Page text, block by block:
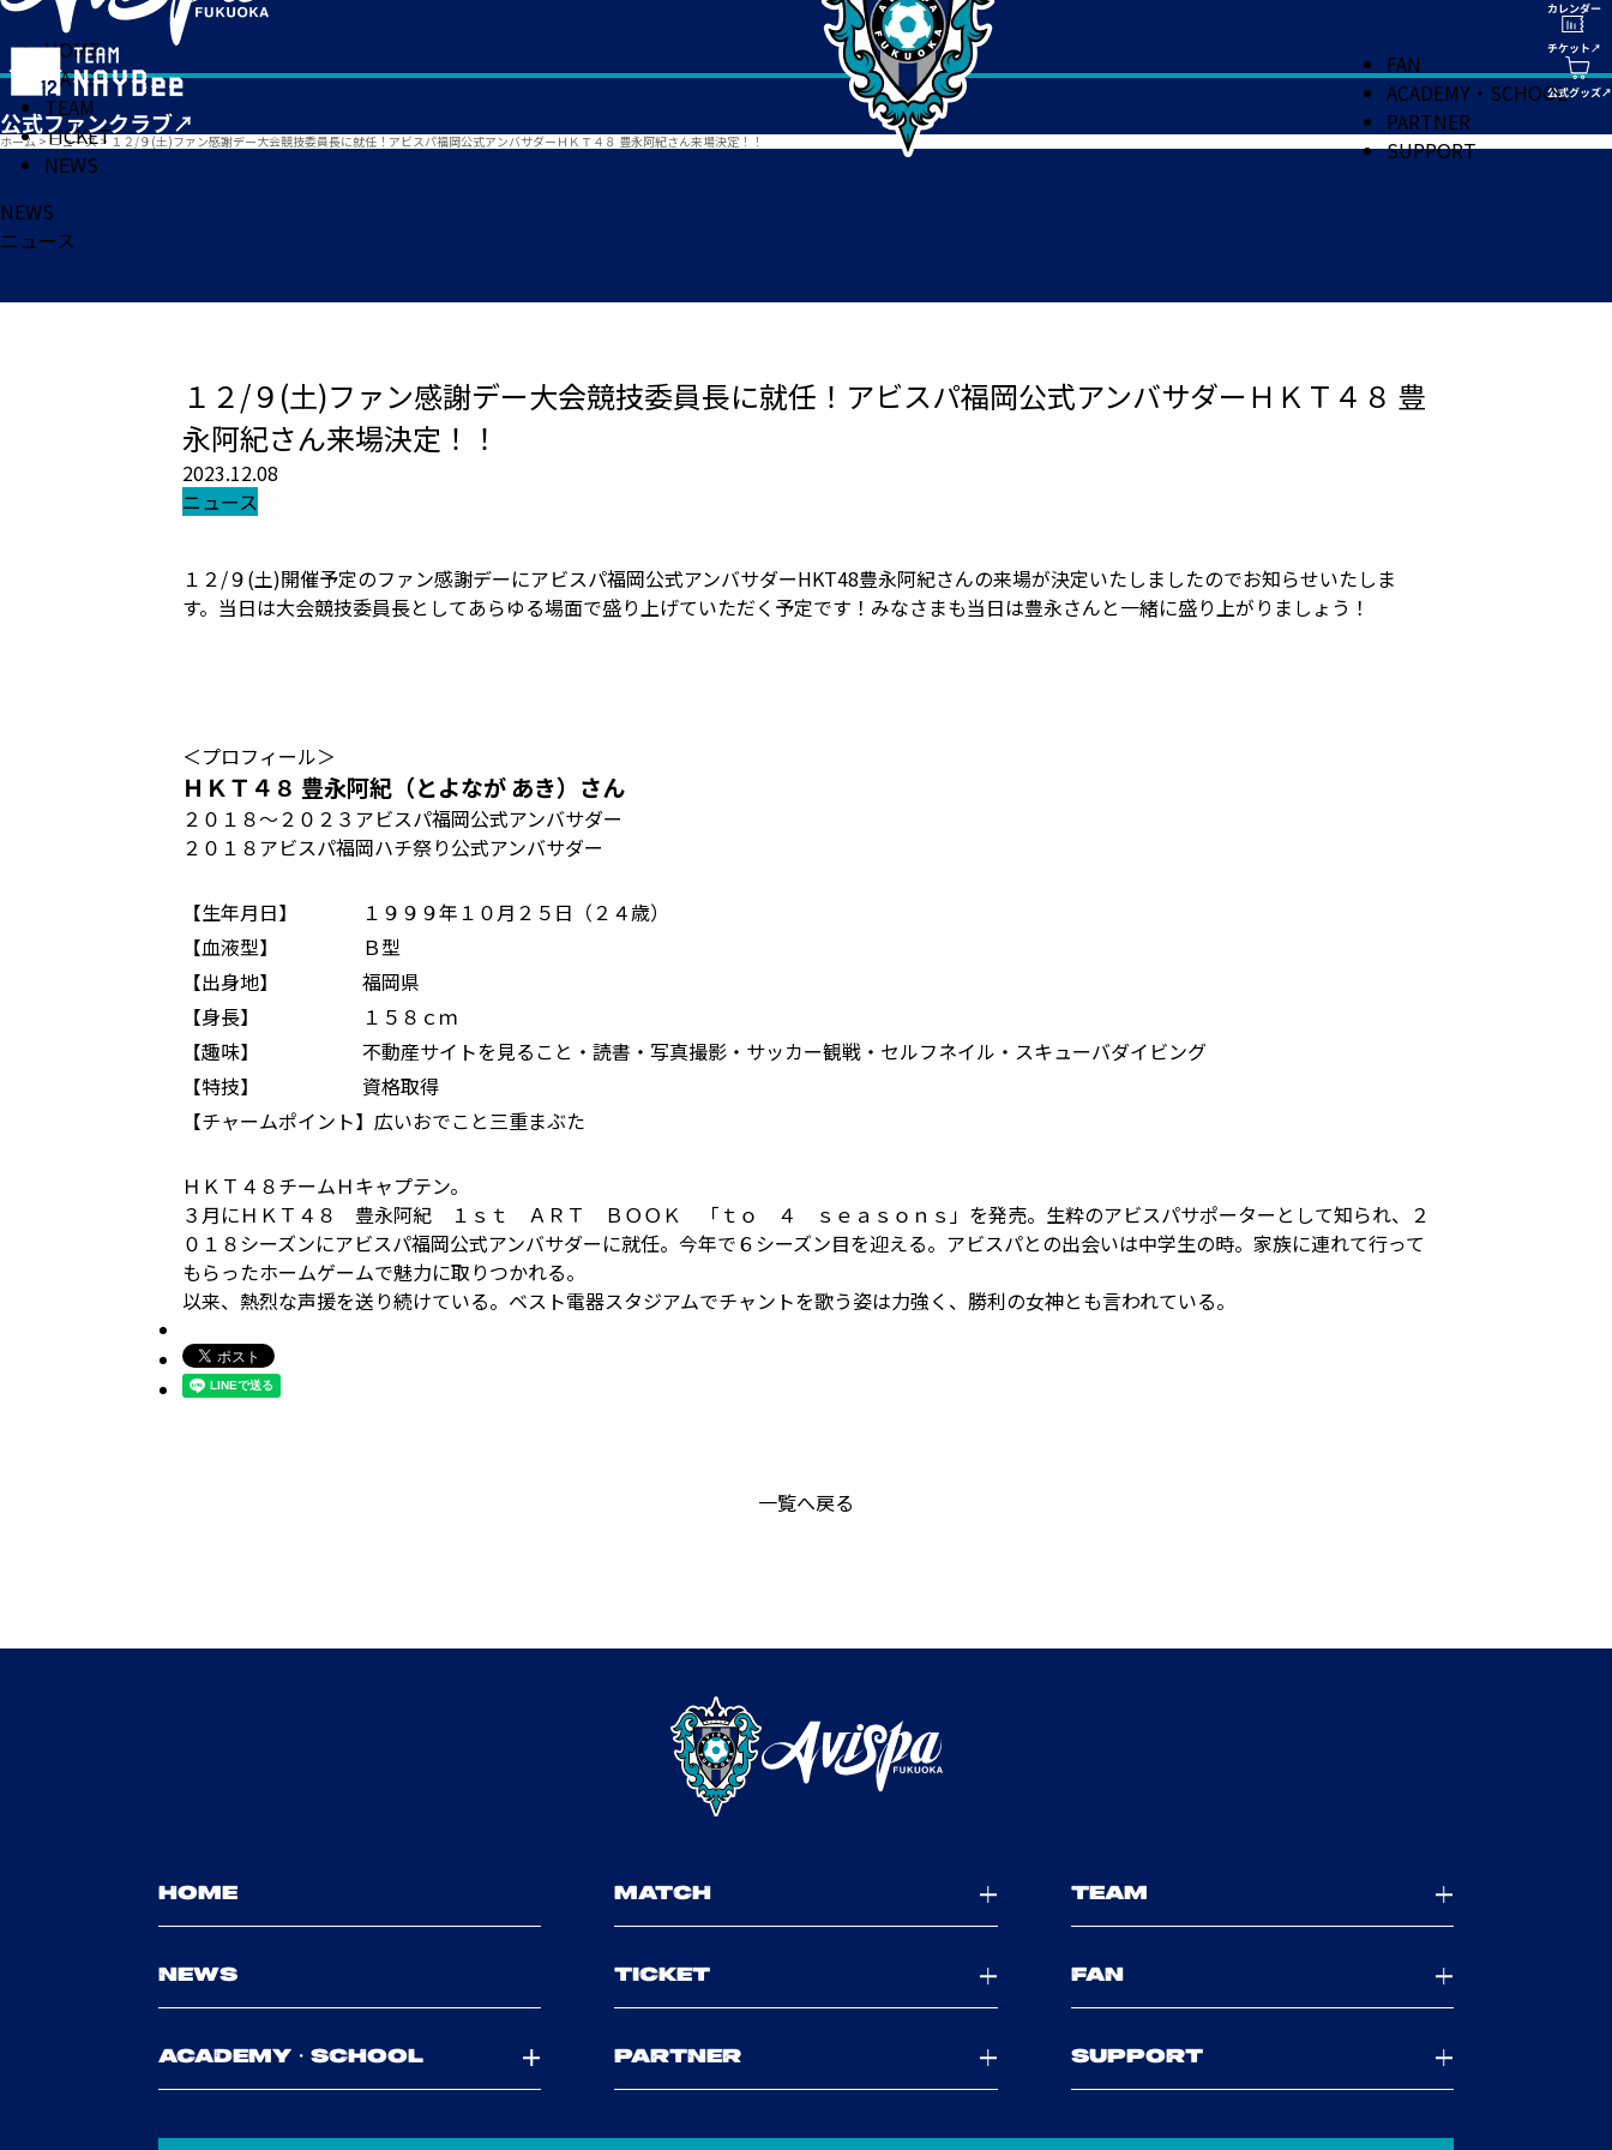
HOME
MATCH
TEAM
TICKET
NEWS
FAN
ACADEMY・SCHOOL
PARTNER
SUPPORT
ホーム > ニュース> １２/９(土)ファン感謝デー大会競技委員長に就任！アビスパ福岡公式アンバサダーＨＫＴ４８ 豊永阿紀さん来場決定！！
NEWS
ニュース
１２/９(土)ファン感謝デー大会競技委員長に就任！アビスパ福岡公式アンバサダーＨＫＴ４８ 豊
永阿紀さん来場決定！！
2023.12.08
ニュース
１２/９(土)開催予定のファン感謝デーにアビスパ福岡公式アンバサダーHKT48豊永阿紀さんの来場が決定いたしましたのでお知らせいたしま
す。当日は大会競技委員長としてあらゆる場面で盛り上げていただく予定です！みなさまも当日は豊永さんと一緒に盛り上がりましょう！
＜プロフィール＞
ＨＫＴ４８ 豊永阿紀（とよなが あき）さん
２０１８～２０２３アビスパ福岡公式アンバサダー
２０１８アビスパ福岡ハチ祭り公式アンバサダー
【生年月日】 １９９９年１０月２５日 （２４歳）
【血液型】
Ｂ型
【出身地】
福岡県
【身長】
１５８ｃｍ
【趣味】
不動産サイトを見ること・読書・写真撮影・サッカー観戦・セルフネイル・スキューバダイビング
【特技】
資格取得
【チャームポイント】 広いおでこと三重まぶた
ＨＫＴ４８チームＨキャプテン。
３月にＨＫＴ４８ 豊永阿紀 １ｓｔ ＡＲＴ ＢＯＯＫ 「ｔｏ ４ ｓｅａｓｏｎｓ」を発売。生粋のアビスパサポーターとして知られ、２
０１８シーズンにアビスパ福岡公式アンバサダーに就任。今年で６シーズン目を迎える。アビスパとの出会いは中学生の時。家族に連れて行って
もらったホームゲームで魅力に取りつかれる。
以来、熱烈な声援を送り続けている。ベスト電器スタジアムでチャントを歌う姿は力強く、勝利の女神とも言われている。
一覧へ戻る
HOME MATCH TEAM
NEWS TICKET FAN
ACADEMY・SCHOOL PARTNER SUPPORT